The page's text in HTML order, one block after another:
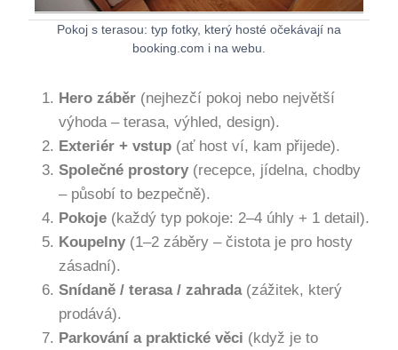
Pokoj s terasou: typ fotky, který hosté očekávají na
booking.com i na webu.
Hero záběr (nejhezčí pokoj nebo největší
výhoda – terasa, výhled, design).
Exteriér + vstup (ať host ví, kam přijede).
Společné prostory (recepce, jídelna, chodby
– působí to bezpečně).
Pokoje (každý typ pokoje: 2–4 úhly + 1 detail).
Koupelny (1–2 záběry – čistota je pro hosty
zásadní).
Snídaně / terasa / zahrada(zážitek, který
prodává).
Parkování a praktické věci (když je to